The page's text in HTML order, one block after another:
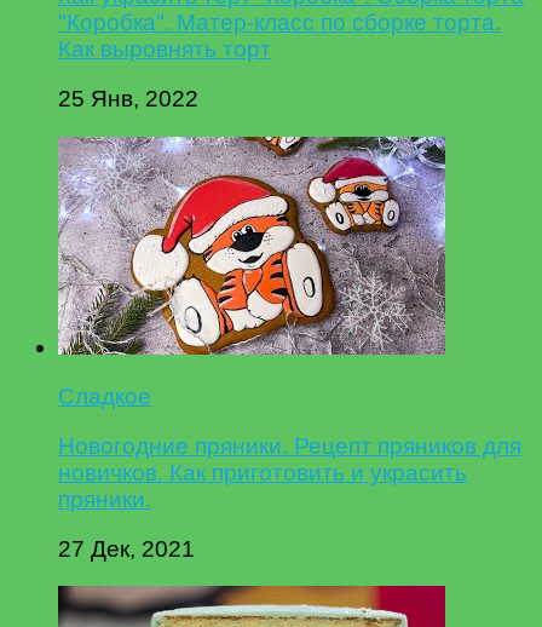
"Коробка". Матер-класс по сборке торта.
Как выровнять торт
25 Янв, 2022
Сладкое
Новогодние пряники. Рецепт пряников для
новичков. Как приготовить и украсить
пряники.
27 Дек, 2021